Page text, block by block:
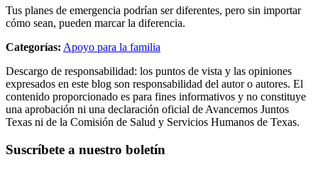
4 deJunio de 2025 | De: Lisa Treleaven
cómo sean, pueden marcar la diferencia.
Categorías: Apoyo para la familia
Descargo de responsabilidad: los puntos de vista y las opiniones
expresados en este blog son responsabilidad del autor o autores. El
contenido proporcionado es para fines informativos y no constituye
Texas ni de la Comisión de Salud y Servicios Humanos de Texas.